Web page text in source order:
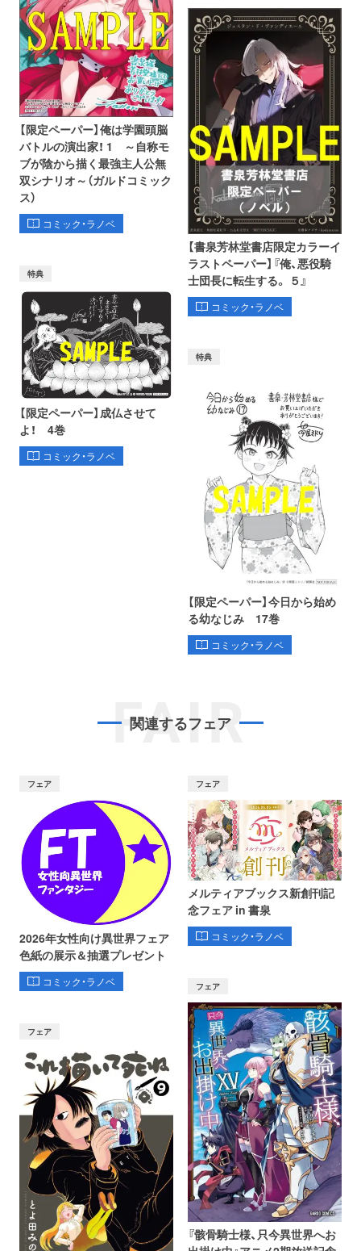
【限定ペーパー】俺は学園頭脳
バトルの演出家！ 1 ～自称モ
ブが陰から描く最強主人公無
双シナリオ～（ガルドコミック
ス）
コミック・ラノベ
【書泉芳林堂書店限定カラーイ
ラストペーパー】『俺、悪役騎
士団長に転生する。 ５』
コミック・ラノベ
特典
【限定ペーパー】成仏させて
よ！ 4巻
コミック・ラノベ
特典
【限定ペーパー】今日から始め
る幼なじみ 17巻
コミック・ラノベ
FAIR
関連するフェア
フェア
2026年女性向け異世界フェア
色紙の展示＆抽選プレゼント
コミック・ラノベ
フェア
メルティアブックス新創刊記
念フェア in 書泉
コミック・ラノベ
フェア
フェア
『骸骨騎士様、只今異世界へお